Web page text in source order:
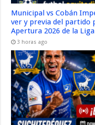
Municipal vs Cobán
ver y previa del partido
Apertura 2026 de la
3 horas ago